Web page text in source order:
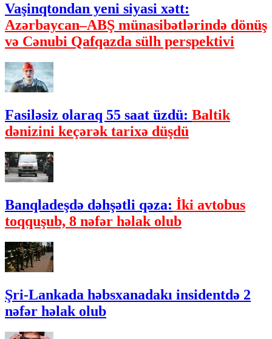
Vaşinqtondan yeni siyasi xətt:
Azərbaycan–ABŞ münasibətlərində dönüş
və Cənubi Qafqazda sülh perspektivi
Fasiləsiz olaraq 55 saat üzdü: Baltik
dənizini keçərək tarixə düşdü
Banqladeşdə dəhşətli qəza: İki avtobus
toqquşub, 8 nəfər həlak olub
Şri-Lankada həbsxanadakı insidentdə 2
nəfər həlak olub